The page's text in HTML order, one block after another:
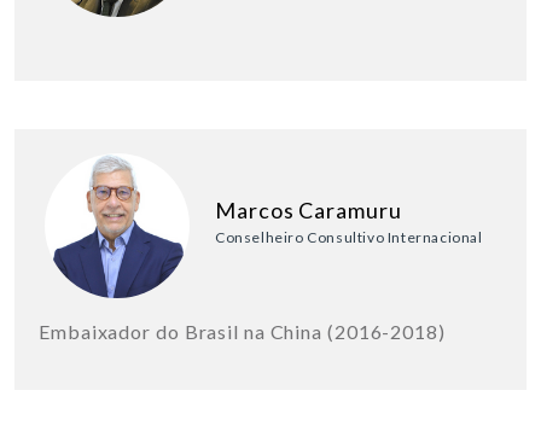
Marcos Caramuru
Conselheiro Consultivo Internacional
Embaixador do Brasil na China (2016-2018)